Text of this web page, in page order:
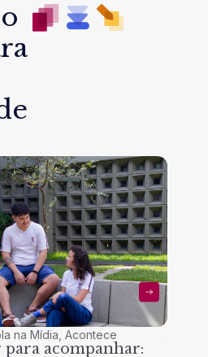
na Mídia ,Acontece
acompanhar: